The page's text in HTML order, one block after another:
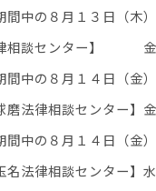
中の８月１３日（木）
法律相談セン
中の８月１４日（金）
・球磨法律相談
中の８月１４日（金）
・玉名法律相談